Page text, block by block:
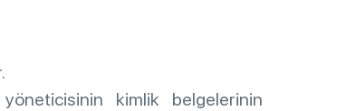
kimlik belgelerinin